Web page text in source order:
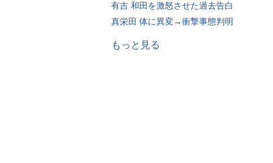
有吉 和田を激怒させた過去告白
真栄田 体に異変→衝撃事態判明
もっと見る